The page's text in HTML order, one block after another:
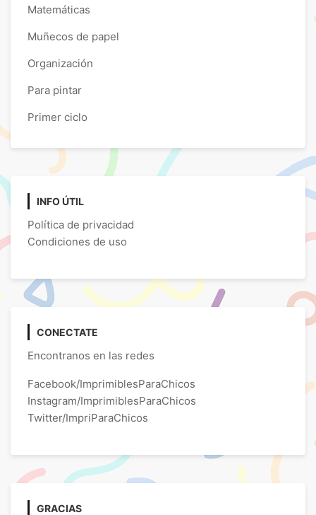
Matemáticas
Muñecos de papel
Organización
Para pintar
Primer ciclo
INFO ÚTIL
Política de privacidad
Condiciones de uso
CONECTATE
Encontranos en las redes
Facebook/ImprimiblesParaChicos
Instagram/ImprimiblesParaChicos
Twitter/ImpriParaChicos
GRACIAS